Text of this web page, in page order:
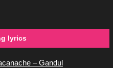
lyrics
– Gandul